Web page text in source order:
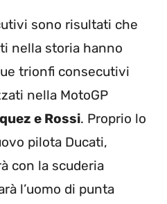
sono risultati che
nella storia hanno
trionfi consecutivi
nella MotoGP
e Rossi. Proprio lo
pilota Ducati,
con la scuderia
l’uomo di punta